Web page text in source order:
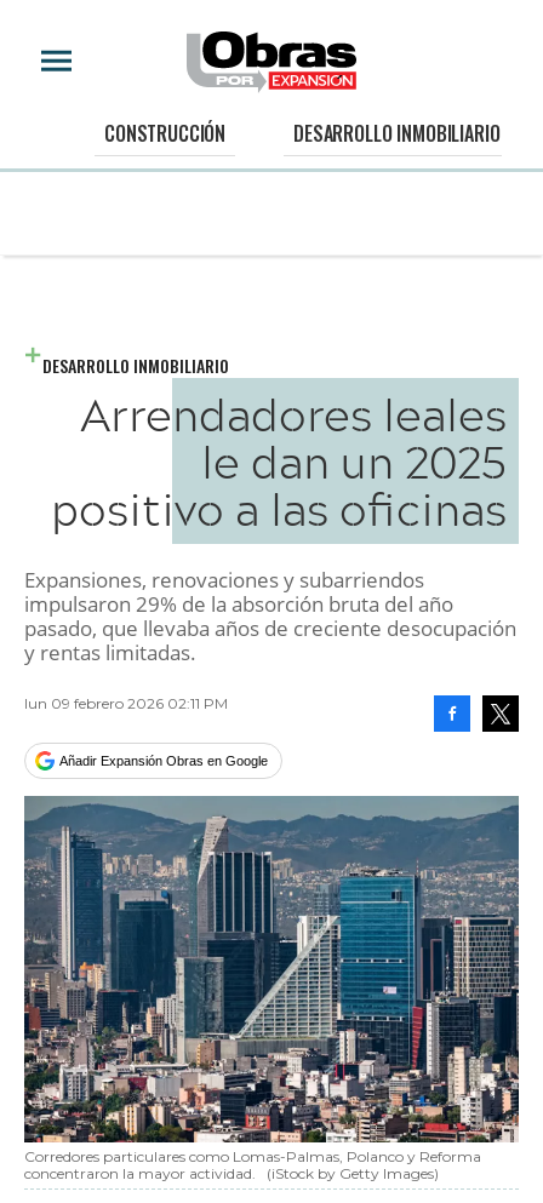
CONSTRUCCIÓN DESARROLLO INMOBILIARIO
DESARROLLO INMOBILIARIO
Arrendadores leales
le dan un 2025
positivo a las oficinas
Expansiones, renovaciones y subarriendos
impulsaron 29% de la absorción bruta del año
pasado, que llevaba años de creciente desocupación
y rentas limitadas.
lun 09 febrero 2026 02:11 PM
Añadir Expansión Obras en Google
Corredores particulares como Lomas-Palmas, Polanco y Reforma
concentraron la mayor actividad.
(iStock by Getty Images)